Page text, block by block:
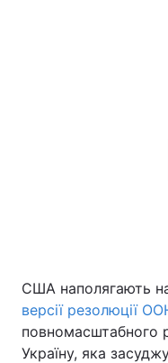
США наполягають
версії резолюції
повномасштабного
Україну, яка